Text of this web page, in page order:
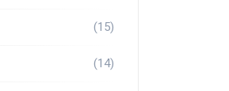
(15)
(14)